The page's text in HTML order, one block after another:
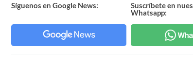
Síguenos en Google News:
Suscríbete en
Whatsapp: